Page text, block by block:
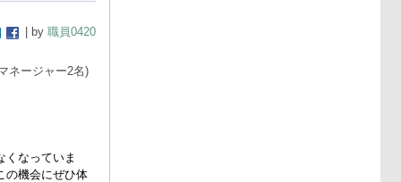
| by 職員0420
ネージャー2名)
なっていま
の機会にぜひ体